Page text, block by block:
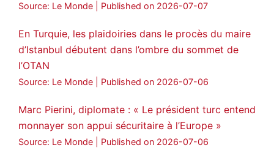
Source: Le Monde Published on 2026-07-07
En Turquie, les plaidoiries dans le procès du maire
d’Istanbul débutent dans l’ombre du sommet de
l’OTAN
Source: Le Monde Published on 2026-07-06
Marc Pierini, diplomate : « Le président turc entend
monnayer son appui sécuritaire à l’Europe »
Source: Le Monde Published on 2026-07-06